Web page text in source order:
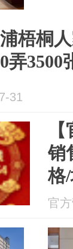
梧桐
弄
31
销
格
官